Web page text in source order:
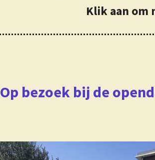
Klik aan om
Op bezoek bij de